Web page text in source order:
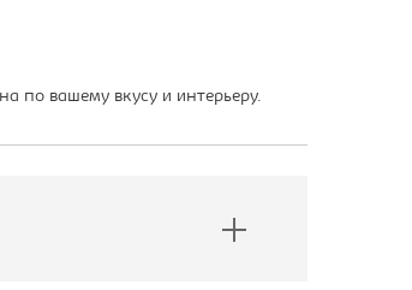
по вашему вкусу и интерьеру.